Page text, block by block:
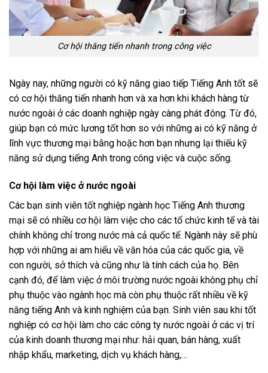
Cơ hội thăng tiến nhanh trong công việc
Ngày nay, những người có kỹ năng giao tiếp Tiếng Anh tốt sẽ
có cơ hội thăng tiến nhanh hơn và xa hơn khi khách hàng từ
nước ngoài ở các doanh nghiệp ngày càng phát đông. Từ đó,
giúp bạn có mức lương tốt hơn so với những ai có kỹ năng ở
lĩnh vực thương mại bằng hoặc hơn bạn nhưng lại thiếu kỹ
năng sử dụng tiếng Anh trong công việc và cuộc sống.
Cơ hội làm việc ở nước ngoài
Các bạn sinh viên tốt nghiệp ngành học Tiếng Anh thương
mại sẽ có nhiều cơ hội làm việc cho các tổ chức kinh tế và tài
chính không chỉ trong nước mà cả quốc tế. Ngành này sẽ phù
hợp với những ai am hiểu về văn hóa của các quốc gia, về
con người, sở thích và cũng như là tính cách của họ. Bên
cạnh đó, để làm việc ở môi trường nước ngoài không phụ chỉ
phụ thuộc vào ngành học mà còn phụ thuộc rất nhiều về kỹ
năng tiếng Anh và kinh nghiệm của bạn. Sinh viên sau khi tốt
nghiệp có cơ hội làm cho các công ty nước ngoài ở các vị trí
của kinh doanh thương mại như: hải quan, bán hàng, xuất
nhập khẩu, marketing, dịch vụ khách hàng,…